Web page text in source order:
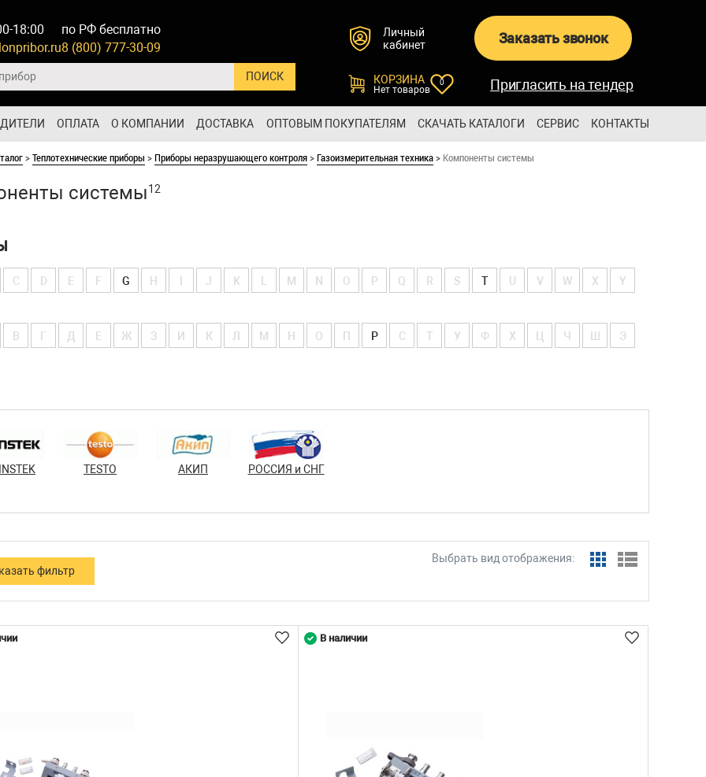
18:00
по РФ бесплатно
8 (800) 777-30-09
Личный
кабинет
Заказать звонок
КОРЗИНА
Нет товаров
0 Пригласить на тендер
ОПЛАТА О КОМПАНИИ ДОСТАВКА ОПТОВЫМ ПОКУПАТЕЛЯМ СКАЧАТЬ КАТАЛОГИ СЕРВИС КОНТАКТЫ
>Теплотехнические приборы >Приборы неразрушающего контроля>Газоизмерительная техника> Компоненты системы
системы12
C D E F G H J K M N O P Q R S T V W X Y
В Г Д Е Ж З И К Л М Н О П Р С Т У Ф Х Ч Э
TESTO АКИП РОССИЯ и СНГ
Выбрать вид отображения:
В наличии